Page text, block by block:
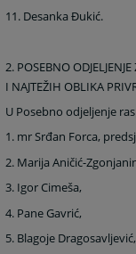
11. Desanka Đukić.
2. POSEBNO
I NAJTEŽIH OBLIKA
U Posebno odjeljenje
1. mr Srđan Forca,
2. Marija Aničić-
3. Igor Cimeša,
4. Pane Gavrić,
5. Blagoje Dragosavljević,